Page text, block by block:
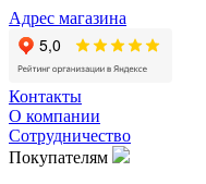
Адрес магазина
Контакты
О компании
Сотрудничество
Покупателям